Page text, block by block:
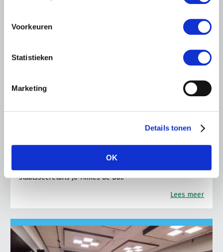
Voorkeuren
Statistieken
Marketing
Details tonen
OK
Mest als waardevolle grondstof
energie- en financiële sector heeft deze week de
versnellingsaanpak ‘Het kan wél: Nederland van het slot
staatssecretaris Jo-Annes de Bat.
Lees meer